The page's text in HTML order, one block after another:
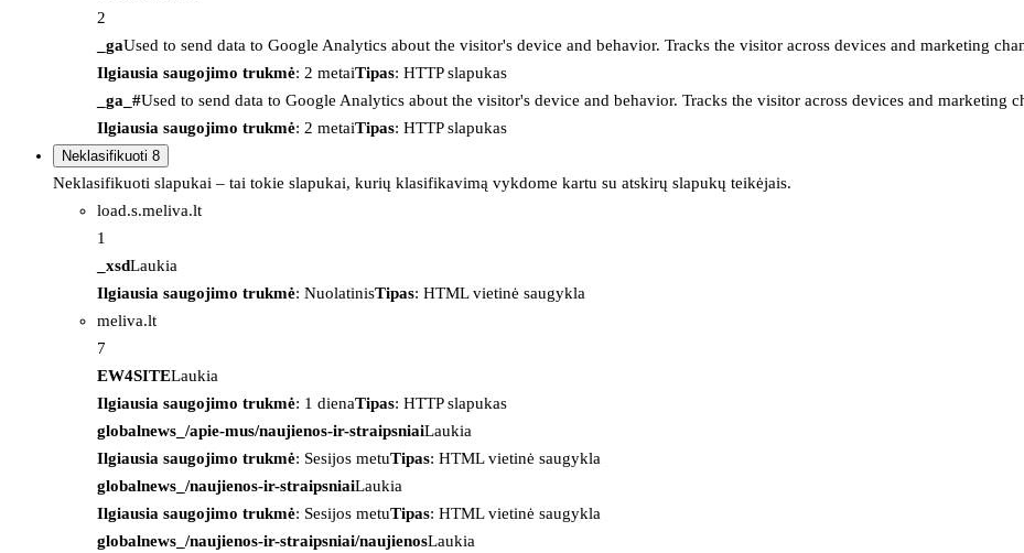
2
_gaUsed to send data to Google Analytics about the visitor's device and behavior. Tracks the visitor across devices and marketing
Ilgiausia saugojimo trukmė: 2 metaiTipas: HTTP slapukas
_ga_#Used to send data to Google Analytics about the visitor's device and behavior. Tracks the visitor across devices and marketing
Ilgiausia saugojimo trukmė: 2 metaiTipas: HTTP slapukas
Neklasifikuoti 8
Neklasifikuoti slapukai – tai tokie slapukai, kurių klasifikavimą vykdome kartu su atskirų slapukų teikėjais.
load.s.meliva.lt
1
_xsdLaukia
Ilgiausia saugojimo trukmė: NuolatinisTipas: HTML vietinė saugykla
meliva.lt
7
EW4SITELaukia
Ilgiausia saugojimo trukmė: 1 dienaTipas: HTTP slapukas
globalnews_/apie-mus/naujienos-ir-straipsniaiLaukia
Ilgiausia saugojimo trukmė: Sesijos metuTipas: HTML vietinė saugykla
globalnews_/naujienos-ir-straipsniaiLaukia
Ilgiausia saugojimo trukmė: Sesijos metuTipas: HTML vietinė saugykla
globalnews_/naujienos-ir-straipsniai/naujienosLaukia